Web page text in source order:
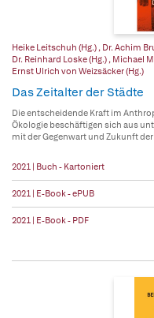
Heike Leitschuh (Hg.) , Dr. Achim
Dr. Reinhard Loske (Hg.) , Michael
Ernst Ulrich von Weizsäcker (Hg.)
Das Zeitalter der Städte
Die entscheidende Kraft im
Ökologie beschäftigen sich aus
mit der Gegenwart und Zukunft
2021 | Buch - Kartoniert
2021 | E-Book - ePUB
2021 | E-Book - PDF